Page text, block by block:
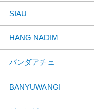
SIAU
HANG NADIM
バンダアチェ
BANYUWANGI